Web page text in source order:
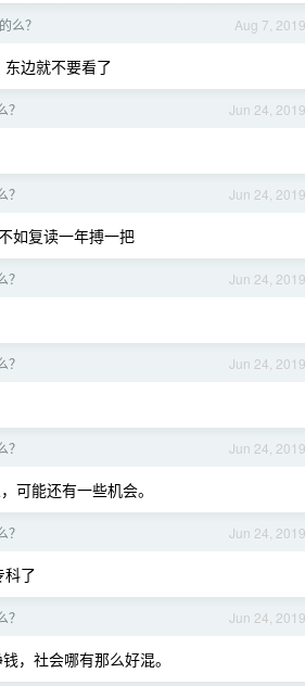
Aug 7, 2019
么？
边就不要看了
Jun 24, 2019
Jun 24, 2019
如复读一年搏一把
Jun 24, 2019
Jun 24, 2019
Jun 24, 2019
可能还有一些机会。
Jun 24, 2019
科了
Jun 24, 2019
，社会哪有那么好混。